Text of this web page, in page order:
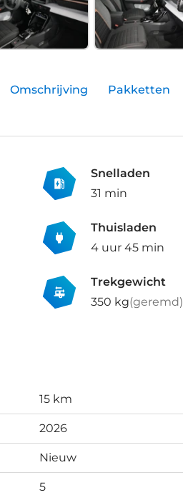
Omschrijving
Pakketten
Snelladen
31 min
Thuisladen
4 uur 45 min
Trekgewicht
350 kg(geremd)
15 km
2026
Nieuw
5